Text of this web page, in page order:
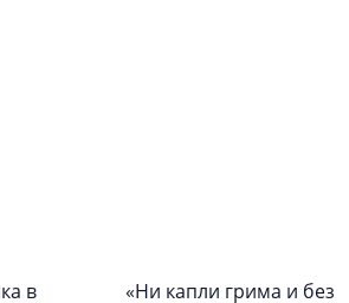
в «Ни капли грима и без